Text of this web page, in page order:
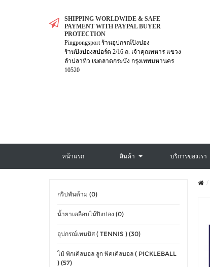
SHIPPING WORLDWIDE & SAFE
PAYMENT WITH PAYPAL BUYER
PROTECTION
Pingpongsport ร้านอุปกรณ์ปิงปอง
ร้านปิงปองสปอร์ต 2/16 ถ. เจ้าคุณทหาร แขวง
ลำปลาทิว เขตลาดกระบัง กรุงเทพมหานคร
10520
หน้าแรก สินค้า บริการของเรา
กริปพันด้าม (0)
น้ำยาเคลือบไม้ปิงปอง (0)
อุปกรณ์เทนนิส ( TENNIS ) (30)
ไม้ พิกเคิลบอล ลูก พิคเคิลบอล ( PICKLEBALL
) (57)